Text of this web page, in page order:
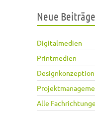
Neue Beiträge
Digitalmedien
Printmedien
Designkonzeption
Alle